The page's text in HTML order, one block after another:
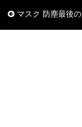
マスク 防塵最後